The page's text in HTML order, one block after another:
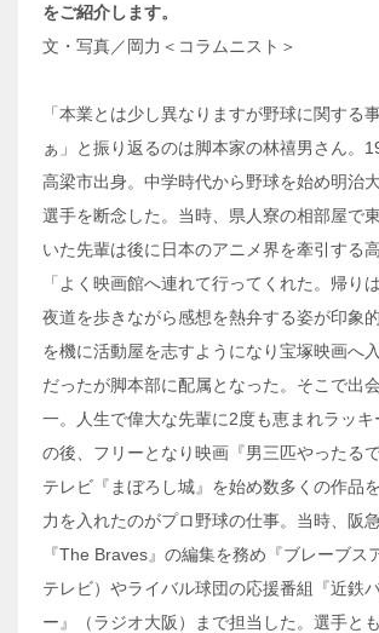
をご紹介します。
文・写真／岡力＜コラムニスト＞
「本業とは少し異なりますが野球に関する
ぁ」と振り返るのは脚本家の林禧男さん。
高梁市出身。中学時代から野球を始め明治
選手を断念した。当時、県人寮の相部屋で
いた先輩は後に日本のアニメ界を牽引する
「よく映画館へ連れて行ってくれた。帰り
夜道を歩きながら感想を熱弁する姿が印象
を機に活動屋を志すようになり宝塚映画へ
だったが脚本部に配属となった。そこで出
一。人生で偉大な先輩に2度も恵まれラッキ
の後、フリーとなり映画『男三匹やったる
テレビ『まぼろし城』を始め数多くの作品
力を入れたのがプロ野球の仕事。当時、阪
『The Braves』の編集を務め『ブレーブス
テレビ）やライバル球団の応援番組『近鉄
ー』（ラジオ大阪）まで担当した。選手と